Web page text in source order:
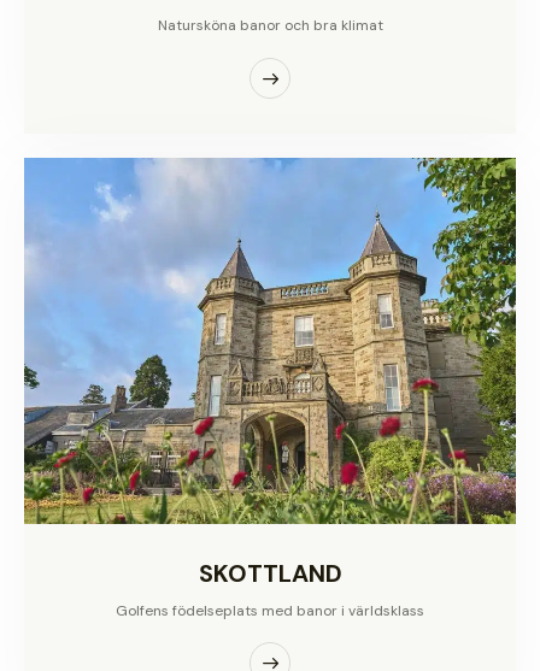
Natursköna banor och bra klimat
SKOTTLAND
Golfens födelseplats med banor i världsklass